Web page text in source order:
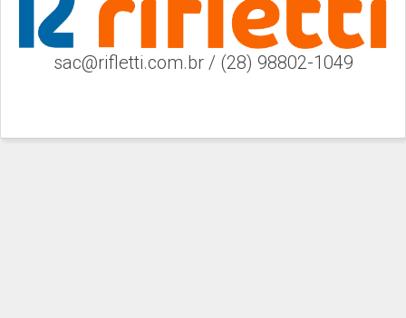
sac@rifletti.com.br / (28) 98802-1049